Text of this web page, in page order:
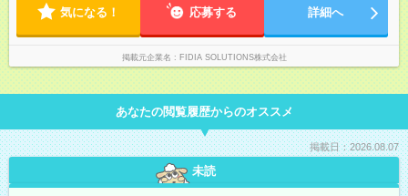
気になる！ 応募する 詳細へ
掲載元企業名 FIDIA SOLUTIONS株式会社
あなたの閲覧履歴からのオススメ
掲載日：2026.08.07
未読